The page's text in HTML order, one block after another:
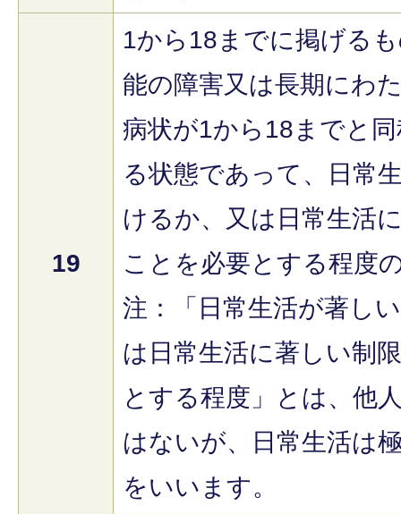
19
1から18までに掲げる
能の障害又は長期にわ
病状が1から18までと
る状態であって、日常
けるか、又は日常生活
ことを必要とする程度
注：「日常生活が著し
は日常生活に著しい制
とする程度」とは、他
はないが、日常生活は
をいいます。